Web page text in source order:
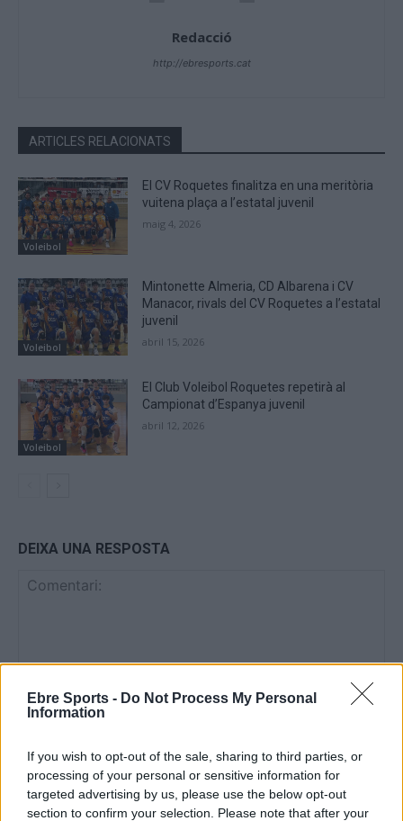
Ebre Sports - Do Not Process My Personal
Information
If you wish to opt-out of the sale, sharing to third parties, or
processing of your personal or sensitive information for
targeted advertising by us, please use the below opt-out
section to confirm your selection. Please note that after your
Redacció
http://ebresports.cat
ARTICLES RELACIONATS
Voleibol
El CV Roquetes finalitza en una meritòria
vuitena plaça a l’estatal juvenil
maig 4, 2026
Voleibol
Mintonette Almeria, CD Albarena i CV
Manacor, rivals del CV Roquetes a l’estatal
juvenil
abril 15, 2026
Voleibol
El Club Voleibol Roquetes repetirà al
Campionat d’Espanya juvenil
abril 12, 2026
DEIXA UNA RESPOSTA